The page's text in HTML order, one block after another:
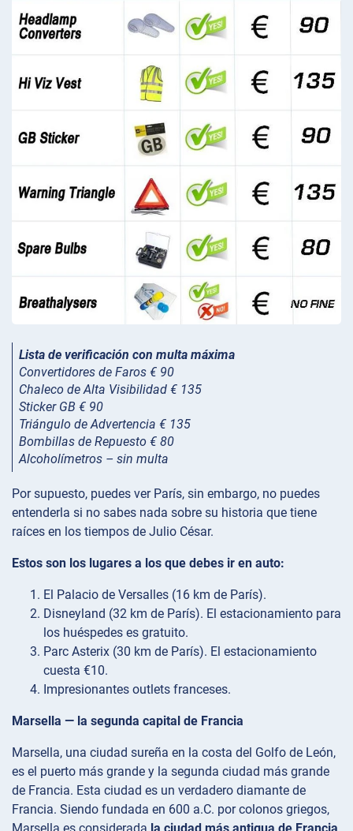
Lista de verificación con multa máxima
Convertidores de Faros € 90
Chaleco de Alta Visibilidad € 135
Sticker GB € 90
Triángulo de Advertencia € 135
Bombillas de Repuesto € 80
Alcoholímetros – sin multa
Por supuesto, puedes ver París, sin embargo, no puedes
entenderla si no sabes nada sobre su historia que tiene
raíces en los tiempos de Julio César.
Estos son los lugares a los que debes ir en auto:
El Palacio de Versalles (16 km de París).
Disneyland (32 km de París). El estacionamiento para
los huéspedes es gratuito.
Parc Asterix (30 km de París). El estacionamiento
cuesta €10.
Impresionantes outlets franceses.
Marsella — la segunda capital de Francia
Marsella, una ciudad sureña en la costa del Golfo de León,
es el puerto más grande y la segunda ciudad más grande
de Francia. Esta ciudad es un verdadero diamante de
Francia. Siendo fundada en 600 a.C. por colonos griegos,